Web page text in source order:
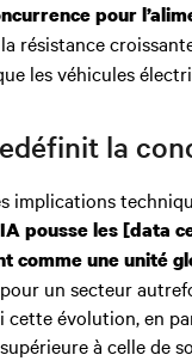
pour
résistance
les véhicules
la
implications
pousse les [data
comme une unité
un secteur
cette évolution, en
à celle de